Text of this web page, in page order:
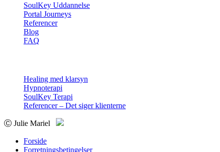
SoulKey Uddannelse
Portal Journeys
Referencer
Blog
FAQ
Healing med klarsyn
Hypnoterapi
SoulKey Terapi
Referencer – Det siger klienterne
Ⓒ Julie Mariel
Forside
Forretningsbetingelser